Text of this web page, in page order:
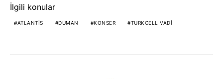
İlgili konular
ATLANTIS DUMAN KONSER TURKCELL VADI